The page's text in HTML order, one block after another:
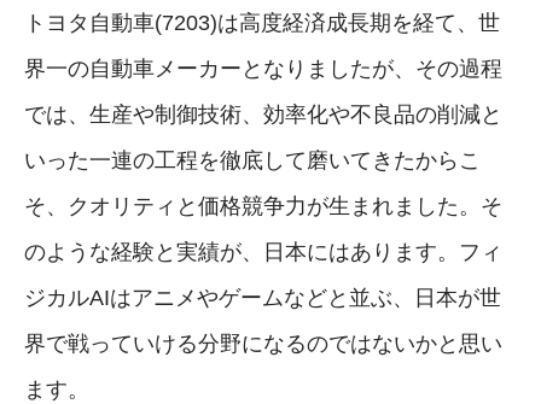
トヨタ自動車(7203)は高度経済成長期を経て、世
界一の自動車メーカーとなりましたが、その過程
では、生産や制御技術、効率化や不良品の削減と
いった一連の工程を徹底して磨いてきたからこ
そ、クオリティと価格競争力が生まれました。そ
のような経験と実績が、日本にはあります。フィ
ジカルAIはアニメやゲームなどと並ぶ、日本が世
界で戦っていける分野になるのではないかと思い
ます。